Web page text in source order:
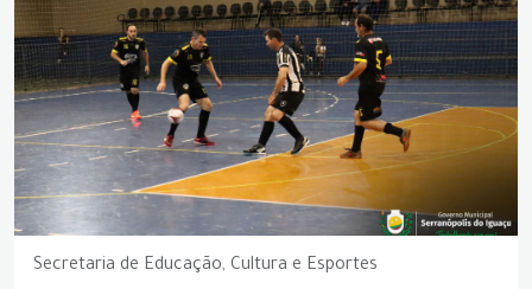
Secretaria de Educação, Cultura e Esportes